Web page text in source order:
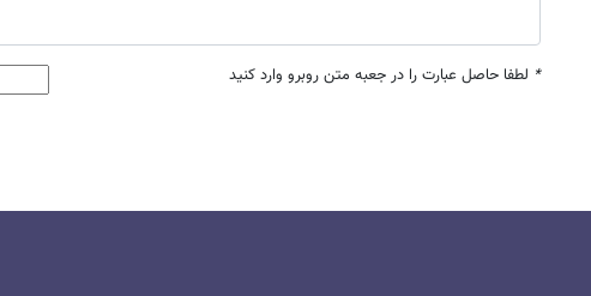
* لطفا حاصل عبارت را در جعبه متن روبرو وارد کنید